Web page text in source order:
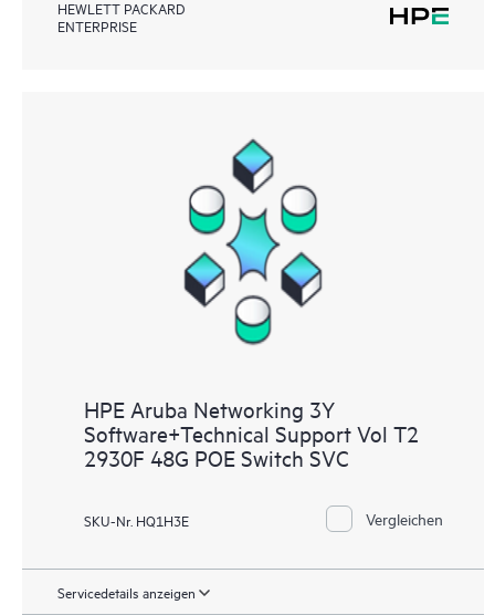
HEWLETT PACKARD
ENTERPRISE
HPE Aruba Networking 3Y
Software+Technical Support Vol T2
2930F 48G POE Switch SVC
SKU-Nr. HQ1H3E Vergleichen
Servicedetails anzeigen